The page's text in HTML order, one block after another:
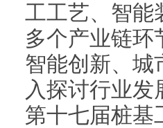
工工艺、智能
多个产业链环
智能创新、城
入探讨行业
第十七届桩基